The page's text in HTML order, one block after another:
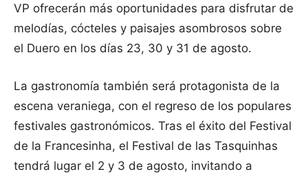
VP ofrecerán más oportunidades para disfrutar de
melodías, cócteles y paisajes asombrosos sobre
el Duero en los días 23, 30 y 31 de agosto.
La gastronomía también será protagonista de la
escena veraniega, con el regreso de los populares
festivales gastronómicos. Tras el éxito del Festival
de la Francesinha, el Festival de las Tasquinhas
tendrá lugar el 2 y 3 de agosto, invitando a